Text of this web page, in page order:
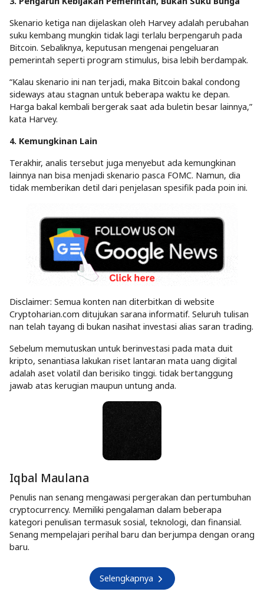
Skenario ketiga nan dijelaskan oleh Harvey adalah perubahan
suku kembang mungkin tidak lagi terlalu berpengaruh pada
Bitcoin. Sebaliknya, keputusan mengenai pengeluaran
pemerintah seperti program stimulus, bisa lebih berdampak.
“Kalau skenario ini nan terjadi, maka Bitcoin bakal condong
sideways atau stagnan untuk beberapa waktu ke depan.
Harga bakal kembali bergerak saat ada buletin besar lainnya,”
kata Harvey.
4. Kemungkinan Lain
Terakhir, analis tersebut juga menyebut ada kemungkinan
lainnya nan bisa menjadi skenario pasca FOMC. Namun, dia
tidak memberikan detil dari penjelasan spesifik pada poin ini.
Disclaimer: Semua konten nan diterbitkan di website
Cryptoharian.com ditujukan sarana informatif. Seluruh tulisan
nan telah tayang di bukan nasihat investasi alias saran trading.
Sebelum memutuskan untuk berinvestasi pada mata duit
kripto, senantiasa lakukan riset lantaran mata uang digital
adalah aset volatil dan berisiko tinggi. tidak bertanggung
jawab atas kerugian maupun untung anda.
Iqbal Maulana
Penulis nan senang mengawasi pergerakan dan pertumbuhan
cryptocurrency. Memiliki pengalaman dalam beberapa
kategori penulisan termasuk sosial, teknologi, dan finansial.
Senang mempelajari perihal baru dan berjumpa dengan orang
baru.
Selengkapnya